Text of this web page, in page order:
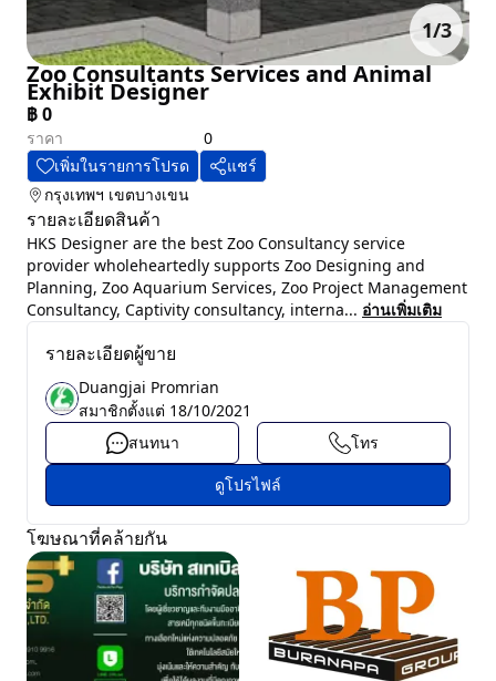
1/3
Zoo Consultants Services and Animal
Exhibit Designer
฿0
ราคา
0
เพิ่มในรายการโปรด
แชร์
กรุงเทพฯ เขตบางเขน
รายละเอียดสินค้า
HKS Designer are the best Zoo Consultancy service
provider wholeheartedly supports Zoo Designing and
Planning, Zoo Aquarium Services, Zoo Project Management
Consultancy, Captivity consultancy, interna... อ่านเพิ่มเติม
รายละเอียดผู้ขาย
Duangjai Promrian
สมาชิกตั้งแต่ 18/10/2021
สนทนา
โทร
ดูโปรไฟล์
โฆษณาที่คล้ายกัน